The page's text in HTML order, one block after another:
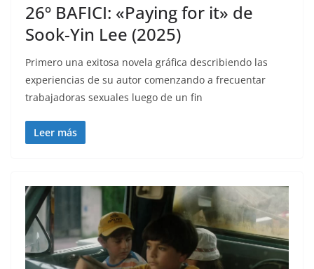
26º BAFICI: «Paying for it» de
Sook-Yin Lee (2025)
Primero una exitosa novela gráfica describiendo las
experiencias de su autor comenzando a frecuentar
trabajadoras sexuales luego de un fin
Leer más